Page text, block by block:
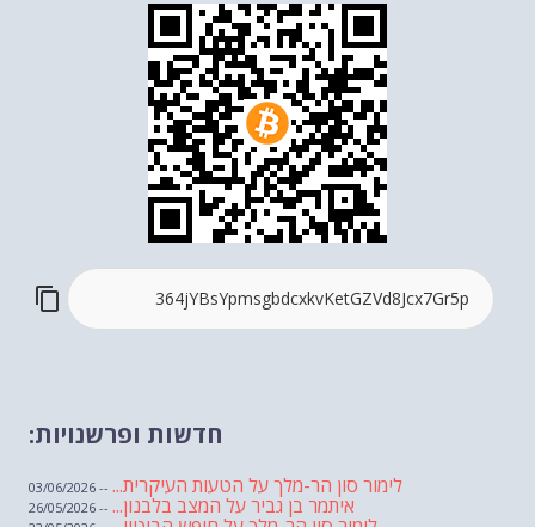
חדשות ופרשנויות:
לימור סון הר-מלך על הטעות העיקרית... -- 03/06/2026
איתמר בן גביר על המצב בלבנון... -- 26/05/2026